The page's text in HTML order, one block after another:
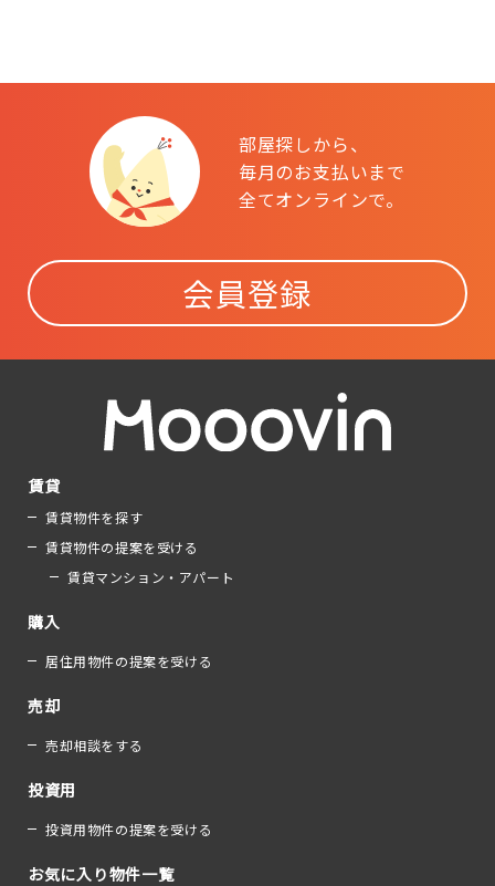
部屋探しから、
毎月のお支払いまで
全てオンラインで。
会員登録
賃貸
賃貸物件を探す
賃貸物件の提案を受ける
賃貸マンション・アパート
購入
居住用物件の提案を受ける
売却
売却相談をする
投資用
投資用物件の提案を受ける
お気に入り物件一覧